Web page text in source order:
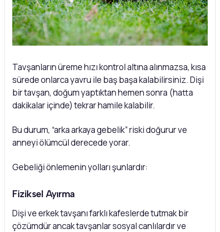
Tavşanların üreme hızı kontrol altına alınmazsa, kısa
sürede onlarca yavru ile baş başa kalabilirsiniz. Dişi
bir tavşan, doğum yaptıktan hemen sonra (hatta
dakikalar içinde) tekrar hamile kalabilir.
Bu durum, “arka arkaya gebelik” riski doğurur ve
anneyi ölümcül derecede yorar.
Gebeliği önlemenin yolları şunlardır:
Fiziksel Ayırma
Dişi ve erkek tavşanı farklı kafeslerde tutmak bir
çözümdür ancak tavşanlar sosyal canlılardır ve